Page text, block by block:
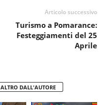
Articolo successivo
Turismo a Pomarance:
Festeggiamenti del 25
Aprile
ALTRO DALL'AUTORE